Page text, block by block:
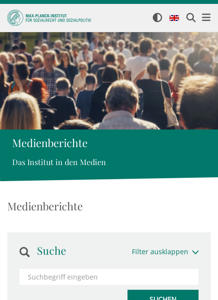
Medienberichte
Das Institut in den Medien
Medienberichte
Suche Filter ausklappen